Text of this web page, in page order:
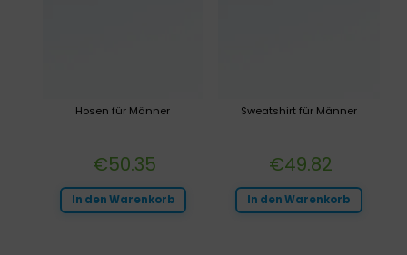
Sweatshirt für Männer
€49.82
In den Warenkorb
Hosen für Männer
€50.35
In den Warenkorb